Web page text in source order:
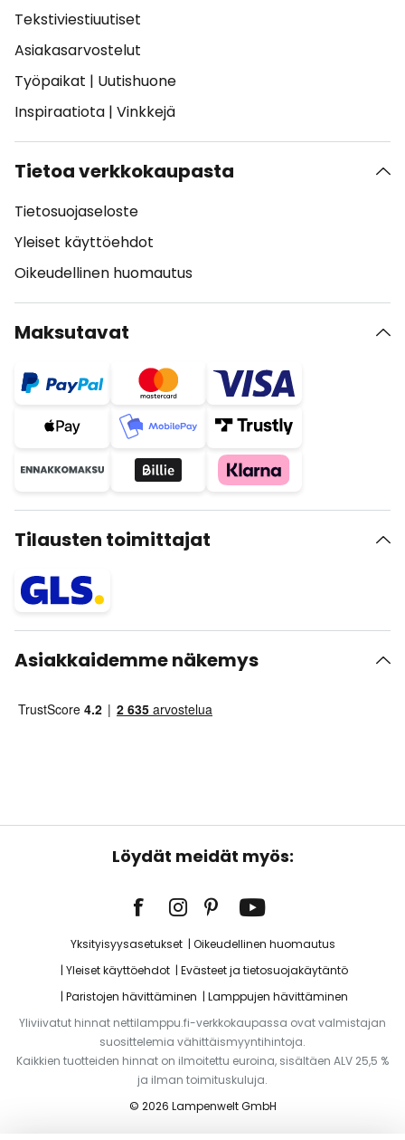
Tekstiviestiuutiset
Asiakasarvostelut
Työpaikat | Uutishuone
Inspiraatiota | Vinkkejä
Tietoa verkkokaupasta
Tietosuojaseloste
Yleiset käyttöehdot
Oikeudellinen huomautus
Maksutavat
Tilausten toimittajat
Asiakkaidemme näkemys
Löydät meidät myös:
Yksityisyysasetukset
Oikeudellinen huomautus
Yleiset käyttöehdot
Evästeet ja tietosuojakäytäntö
Paristojen hävittäminen
Lamppujen hävittäminen
Yliviivatut hinnat nettilamppu.fi-verkkokaupassa ovat valmistajan
suosittelemia vähittäismyyntihintoja.
Kaikkien tuotteiden hinnat on ilmoitettu euroina, sisältäen ALV 25,5 %
ja ilman toimituskuluja.
© 2026 Lampenwelt GmbH